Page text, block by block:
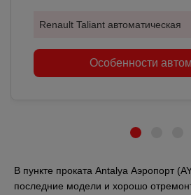
Renault Taliant автоматическая
Особенности
В пункте проката Antalya Аэропорт
последние модели и хорошо